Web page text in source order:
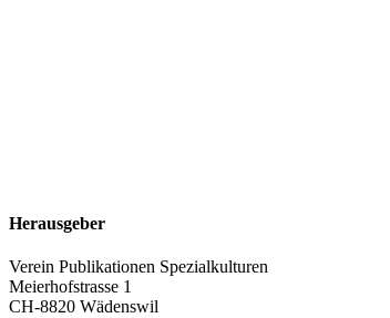
Herausgeber
Verein Publikationen Spezialkulturen
Meierhofstrasse 1
CH-8820 Wädenswil